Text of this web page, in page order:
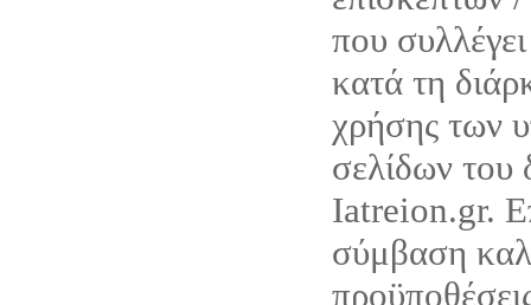
που
κατά τη
χρήσης των
σελίδων του
Iatreion.gr.
σύμβαση